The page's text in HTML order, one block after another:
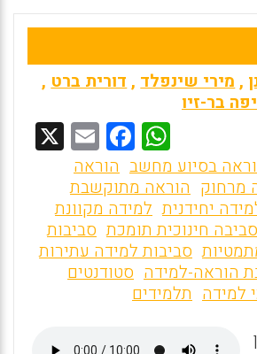
,מירי שינפלד,דורית ברט,
יפה בר-זיו
W
h
at
s
A
p
p
F
a
ce
b
o
o
E
m
ai
l
בסיוע מחשב הוראה
מרחוק הוראה מתוקשבת
יחידנית למידה מקוונת
סביבה חינוכית תומכת סביבות
סביבות למידה עתירות
הוראה-למידה סטודנטים
למידה תלמידים